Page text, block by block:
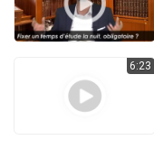
6:23